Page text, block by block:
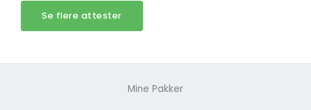
Se flere attester
Mine Pakker